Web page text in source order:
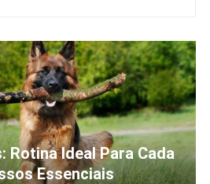
Rotina Ideal Para Cada
Essenciais